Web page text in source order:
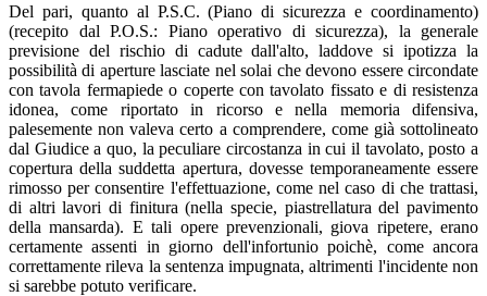
Del pari, quanto al P.S.C. (Piano di sicurezza e coordinamento)
(recepito dal P.O.S.: Piano operativo di sicurezza), la generale
previsione del rischio di cadute dall'alto, laddove si ipotizza la
possibilità di aperture lasciate nel solai che devono essere circondate
con tavola fermapiede o coperte con tavolato fissato e di resistenza
idonea, come riportato in ricorso e nella memoria difensiva,
palesemente non valeva certo a comprendere, come già sottolineato
dal Giudice a quo, la peculiare circostanza in cui il tavolato, posto a
copertura della suddetta apertura, dovesse temporaneamente essere
rimosso per consentire l'effettuazione, come nel caso di che trattasi,
di altri lavori di finitura (nella specie, piastrellatura del pavimento
della mansarda). E tali opere prevenzionali, giova ripetere, erano
certamente assenti in giorno dell'infortunio poichè, come ancora
correttamente rileva la sentenza impugnata, altrimenti l'incidente non
si sarebbe potuto verificare.